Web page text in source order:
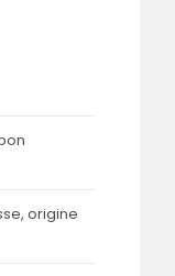
origine